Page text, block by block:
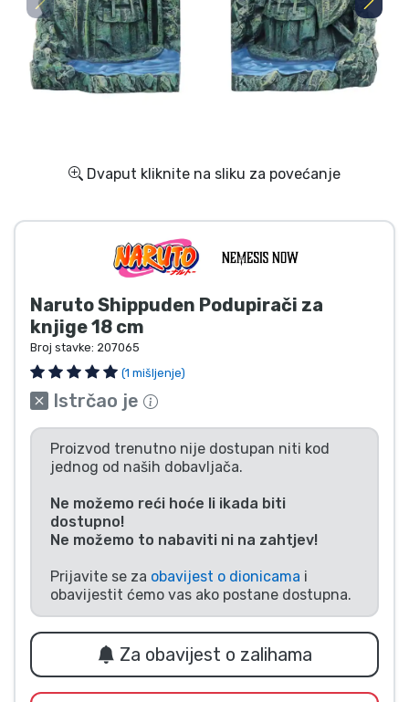
Dvaput kliknite na sliku za povećanje
Naruto Shippuden Podupirači za
knjige 18 cm
Broj stavke: 207065
(1 mišljenje)
Istrčao je
Proizvod trenutno nije dostupan niti kod
jednog od naših dobavljača.
Ne možemo reći hoće li ikada biti
dostupno!
Ne možemo to nabaviti ni na zahtjev!
Prijavite se za obavijest o dionicama i
obavijestit ćemo vas ako postane dostupna.
Za obavijest o zalihama
Dostava i plaćanje
TV serija proizvodi
Crtani proizvodi
Anime proizvodi
Gamer proizvodi
Sportski proizvodi
Glazbeni proizvodi
Vrste proizvoda